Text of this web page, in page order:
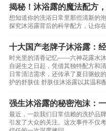
揭秘！沐浴露的魔法配方
想知道你的洗浴日常里那些清新的
探究沐浴露背后的科学配方，让你
十大国产老牌子沐浴露：
时光里的清香记忆——六神花露水
自诞生之日起，凭借其独特配方和
日常清洁需求，还传承了夏日驱蚊
护的舒肤佳 舒肤佳沐浴露以其温和
强生沐浴露的秘密泡沫：
最近，一款我们日常信赖的洗护品
引发了大众的关注。这次事件不仅